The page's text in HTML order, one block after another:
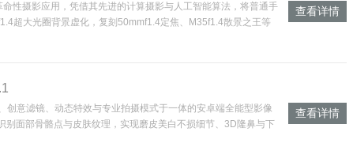
性摄影应用，凭借其先进的计算摄影与人工智能算法，将普通手
超大光圈背景虚化，复刻50mmf1.4定焦、M35f1.4散景之王等
查看详情
创意滤镜、动态特效与专业拍摄模式于一体的安卓端全能型影像
别面部骨骼点与皮肤纹理，实现磨皮美白不损细节、3D隆鼻与下
查看详情